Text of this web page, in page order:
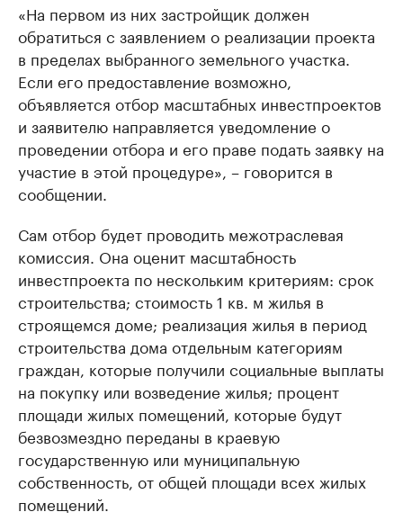
«На первом из них застройщик должен
обратиться с заявлением о реализации проекта
в пределах выбранного земельного участка.
Если его предоставление возможно,
объявляется отбор масштабных инвестпроектов
и заявителю направляется уведомление о
проведении отбора и его праве подать заявку на
участие в этой процедуре», – говорится в
сообщении.
Сам отбор будет проводить межотраслевая
комиссия. Она оценит масштабность
инвестпроекта по нескольким критериям: срок
строительства; стоимость 1 кв. м жилья в
строящемся доме; реализация жилья в период
строительства дома отдельным категориям
граждан, которые получили социальные выплаты
на покупку или возведение жилья; процент
площади жилых помещений, которые будут
безвозмездно переданы в краевую
государственную или муниципальную
собственность, от общей площади всех жилых
помещений.